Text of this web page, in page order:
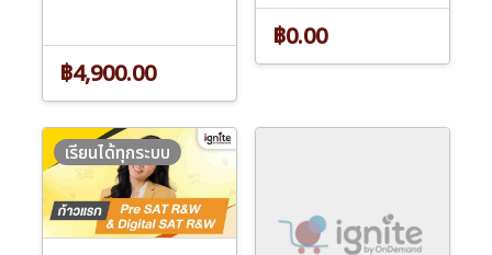
฿4,900.00
฿0.00
เรียนได้ทุกระบบ